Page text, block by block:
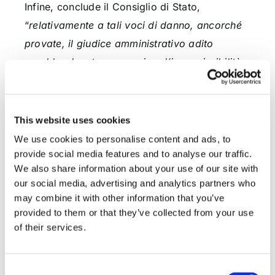
This website uses cookies
We use cookies to personalise content and ads, to
provide social media features and to analyse our traffic.
We also share information about your use of our site with
our social media, advertising and analytics partners who
may combine it with other information that you’ve
provided to them or that they’ve collected from your use
of their services.
Infine, conclude il Consiglio di Stato,
“relativamente a tali voci di danno, ancorché
provate, il giudice amministrativo adito
avrebbe dovuto pronunciare l’inammissibilità
del ricorso, trattandosi di questioni per lui
Dott. Andrea Paolucci